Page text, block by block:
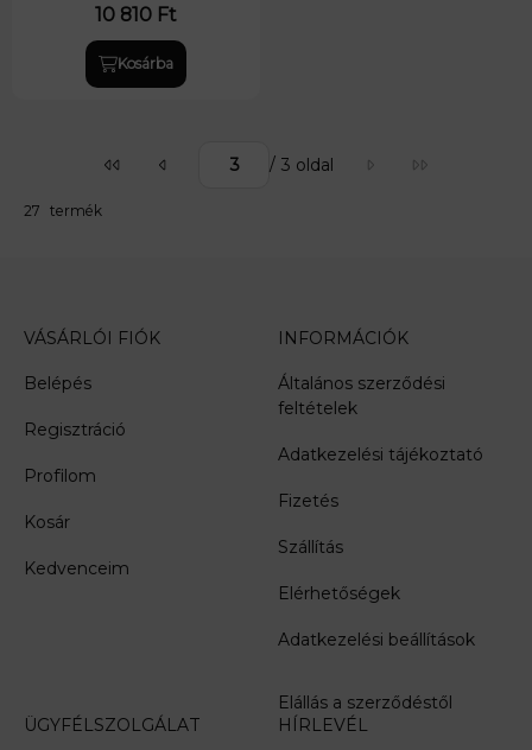
10 810 Ft
/ 3 oldal
Összes termék a kategóriában
27 termék
VÁSÁRLÓI FIÓK
Belépés
Regisztráció
Profilom
Kosár
Kedvenceim
INFORMÁCIÓK
Általános szerződési
feltételek
Adatkezelési tájékoztató
Fizetés
Szállítás
Elérhetőségek
Adatkezelési beállítások
Elállás a szerződéstől
ÜGYFÉLSZOLGÁLAT
HÍRLEVÉL